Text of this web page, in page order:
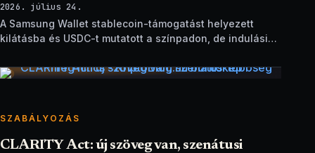
2026. július 24.
A Samsung Wallet stablecoin-támogatást helyezett
kilátásba és USDC-t mutatott a színpadon, de indulási
SZABÁLYOZÁS
CLARITY Act: új szöveg van, szenátusi